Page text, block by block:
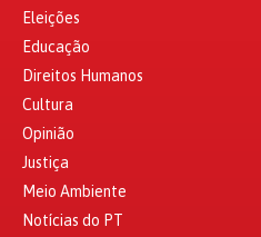
Eleições
Educação
Direitos Humanos
Cultura
Opinião
Justiça
Meio Ambiente
Notícias do PT